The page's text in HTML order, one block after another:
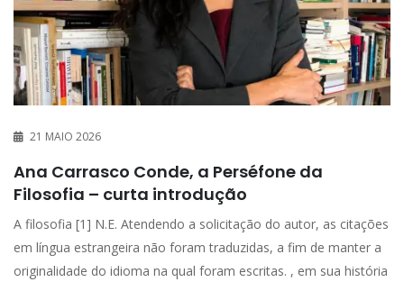
21 MAIO 2026
Ana Carrasco Conde, a Perséfone da
Filosofia – curta introdução
A filosofia [1] N.E. Atendendo a solicitação do autor, as citações
em língua estrangeira não foram traduzidas, a fim de manter a
originalidade do idioma na qual foram escritas. , em sua história